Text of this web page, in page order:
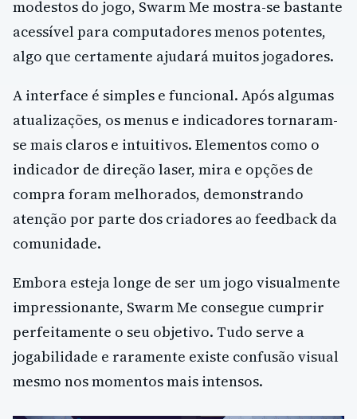
modestos do jogo, Swarm Me mostra-se bastante
acessível para computadores menos potentes,
algo que certamente ajudará muitos jogadores.
A interface é simples e funcional. Após algumas
atualizações, os menus e indicadores tornaram-
se mais claros e intuitivos. Elementos como o
indicador de direção laser, mira e opções de
compra foram melhorados, demonstrando
atenção por parte dos criadores ao feedback da
comunidade.
Embora esteja longe de ser um jogo visualmente
impressionante, Swarm Me consegue cumprir
perfeitamente o seu objetivo. Tudo serve a
jogabilidade e raramente existe confusão visual
mesmo nos momentos mais intensos.